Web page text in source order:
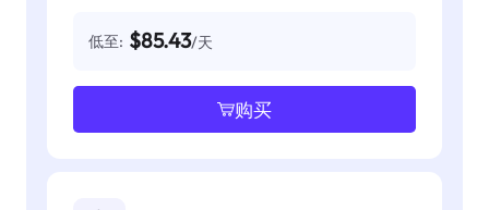
低至: $85.43/天
购买